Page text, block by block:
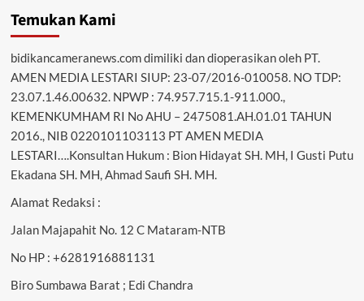
Temukan Kami
bidikancameranews.com dimiliki dan dioperasikan oleh PT.
AMEN MEDIA LESTARI SIUP: 23-07/2016-010058. NO TDP:
23.07.1.46.00632. NPWP : 74.957.715.1-911.000.,
KEMENKUMHAM RI No AHU – 2475081.AH.01.01 TAHUN
2016., NIB 0220101103113 PT AMEN MEDIA
LESTARI….Konsultan Hukum : Bion Hidayat SH. MH, I Gusti Putu
Ekadana SH. MH, Ahmad Saufi SH. MH.
Alamat Redaksi :
Jalan Majapahit No. 12 C Mataram-NTB
No HP : +6281916881131
Biro Sumbawa Barat ; Edi Chandra